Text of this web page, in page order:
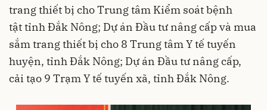
trang thiết bị cho Trung tâm Kiểm soát bệnh
tật tỉnh Đắk Nông; Dự án Đầu tư nâng cấp và mua
sắm trang thiết bị cho 8 Trung tâm Y tế tuyến
huyện, tỉnh Đắk Nông; Dự án Đầu tư nâng cấp,
cải tạo 9 Trạm Y tế tuyến xã, tỉnh Đắk Nông.